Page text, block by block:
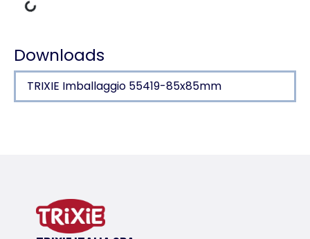
Dati di carico
Downloads
TRIXIE Imballaggio 55419-85x85mm
in metallo, anti-ruggine e anti-usura